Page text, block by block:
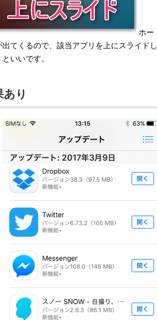
ホー
てくるので、該当アプリを上にスライドし
いいです。
り